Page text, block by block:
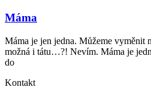
Máma
Máma je jen jedna. Můžeme vyměnit
možná i tátu…?! Nevím. Máma je
do
Kontakt